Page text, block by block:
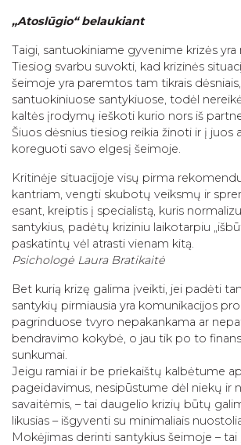
„Atoslūgio“ belaukiant
Taigi, santuokiniame gyvenime krizės yra
Tiesiog svarbu suvokti, kad krizinės
šeimoje yra paremtos tam tikrais
santuokiniuose santykiuose, todėl
kaltės įrodymų ieškoti kurio nors iš
Šiuos dėsnius tiesiog reikia žinoti ir į juos
koreguoti savo elgesį šeimoje.
Kritinėje situacijoje visų pirma
kantriam, vengti skubotų veiksmų ir
esant, kreiptis į specialistą, kuris
santykius, padėtų kriziniu laikotarpiu
paskatintų vėl atrasti vienam kitą.
Psichologė Laura Bratikaitė
Bet kurią krizę galima įveikti, jei padėti
santykių pirmiausia yra komunikacijos
pagrinduose tvyro nepakankama ar
bendravimo kokybė, o jau tik po to
sunkumai.
Jeigu ramiai ir be priekaištų kalbėtume
pageidavimus, nesipūstume dėl niekų ir
savaitėmis, – tai daugelio krizių būtų
likusias – išgyventi su minimaliais
Mokėjimas derinti santykius šeimoje – tai